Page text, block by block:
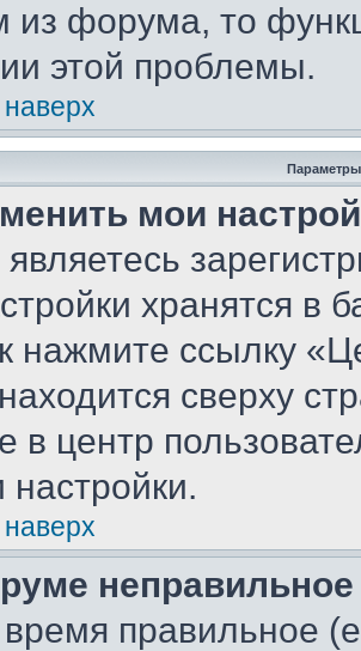
из форума, то
этой проблемы.
Параметры
мои
хранятся в
нажмите ссылку
сверху
в центр
настройки.
правильное